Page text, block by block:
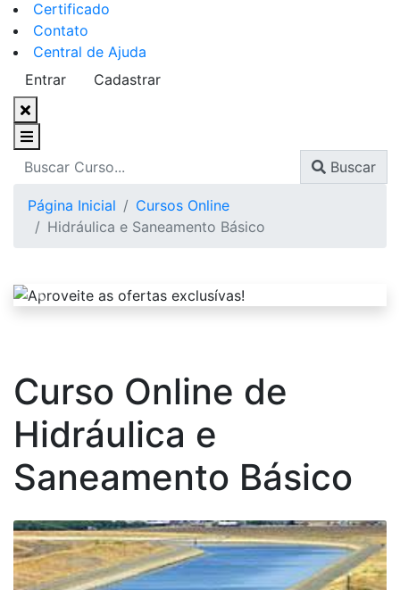
Certificado
Contato
Central de Ajuda
Entrar
Cadastrar
Buscar
Página Inicial
Cursos Online
Hidráulica e Saneamento Básico
Curso Online de
Hidráulica e
Saneamento Básico